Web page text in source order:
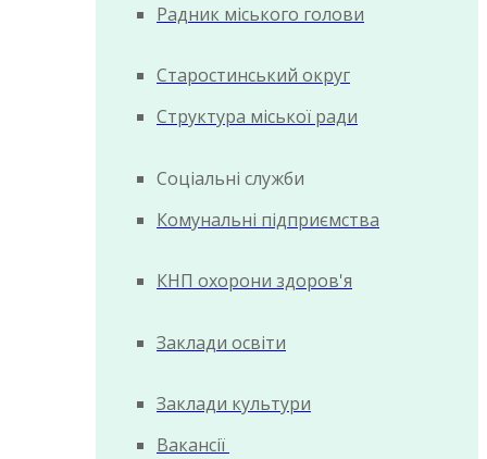
Радник міського голови
Старостинський округ
Структура міської ради
Соціальні служби
Комунальні підприємства
КНП охорони здоров'я
Заклади освіти
Заклади культури
Вакансії